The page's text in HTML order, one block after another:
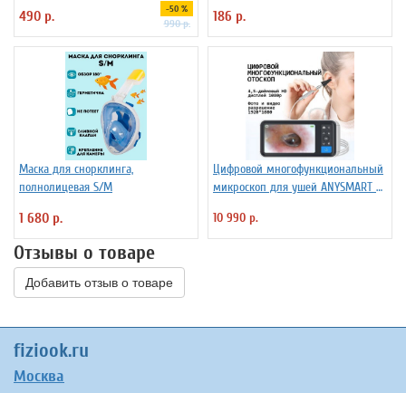
490 р. -50 %
990 р. 186 р.
Маска для снорклинга,
полнолицевая S/M
1 680 р.
Цифровой многофункциональный
микроскоп для ушей ANYSMART N1
10 990 р.
Отзывы о товаре
Добавить отзыв о товаре
fiziook.ru
Москва